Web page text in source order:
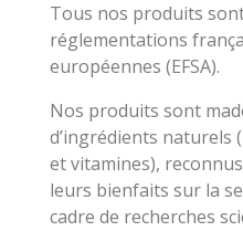
Tous nos produits
réglementations
européennes (EFSA).
Nos produits sont
d’ingrédients naturels
et vitamines),
leurs bienfaits sur la
cadre de recherches